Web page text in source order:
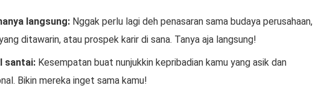
langsung: Nggak perlu lagi deh penasaran sama budaya perusahaan,
ditawarin, atau prospek karir di sana. Tanya aja langsung!
santai: Kesempatan buat nunjukkin kepribadian kamu yang asik dan
Bikin mereka inget sama kamu!